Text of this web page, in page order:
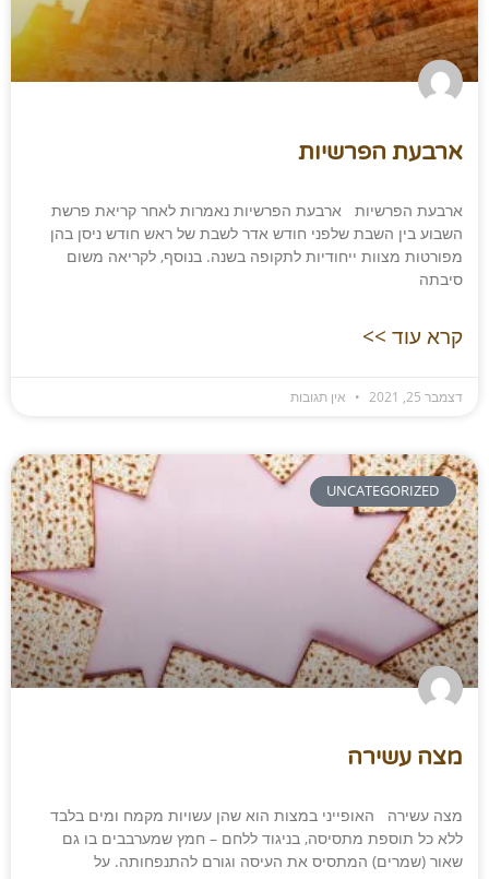
ארבעת הפרשיות
ארבעת הפרשיות ארבעת הפרשיות נאמרות לאחר קריאת פרשת
השבוע בין השבת שלפני חודש אדר לשבת של ראש חודש ניסן בהן
מפורטות מצוות ייחודיות לתקופה בשנה. בנוסף, לקריאה משום
סיבתה
קרא עוד >>
דצמבר 25, 2021 אין תגובות
UNCATEGORIZED
מצה עשירה
מצה עשירה האופייני במצות הוא שהן עשויות מקמח ומים בלבד
ללא כל תוספת מתסיסה, בניגוד ללחם – חמץ שמערבבים בו גם
שאור (שמרים) המתסיס את העיסה וגורם להתנפחותה. על